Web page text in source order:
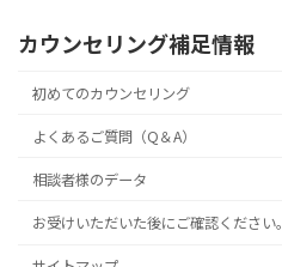
カウンセリング補足情報
初めてのカウンセリング
よくあるご質問（Q＆A）
相談者様のデータ
お受けいただいた後にご確認ください。